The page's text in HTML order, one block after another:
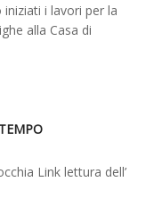
i lavori per la
alla Casa di
Link lettura dell’